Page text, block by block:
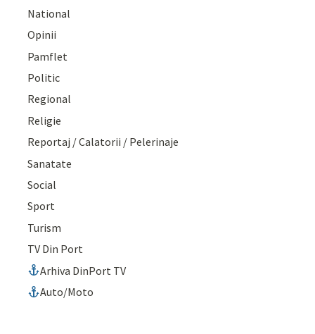
National
Opinii
Pamflet
Politic
Regional
Religie
Reportaj / Calatorii / Pelerinaje
Sanatate
Social
Sport
Turism
TV Din Port
Arhiva DinPort TV
Auto/Moto